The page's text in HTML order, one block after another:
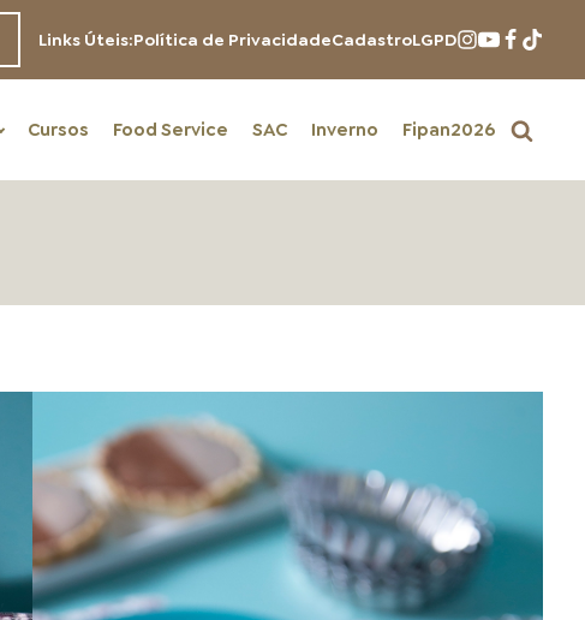
Links Úteis:Política de PrivacidadeCadastroLGPD
Cursos Food Service SAC Inverno Fipan2026
DISTRIBUIDORES E REPRESENTANTES